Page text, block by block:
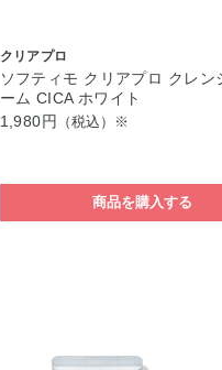
クリアプロ
ソフティモ クリアプロ クレン
ーム CICA ホワイト
1,980円
（税込）※
商品を購入する